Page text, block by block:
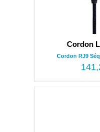
Cordon
Cordon RJ9